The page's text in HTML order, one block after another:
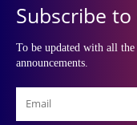
Subscribe
To be updated with all the
announcements.